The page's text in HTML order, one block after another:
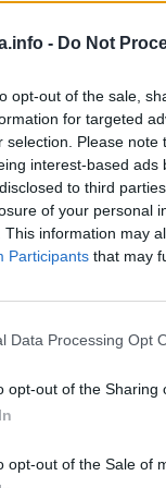
- Do Not
opt-out of the sale,
for targeted
selection. Please
interest-based
to third
of your personal
This information may
Participants that may
Data Processing Opt
opt-out of the Sharing
opt-out of the Sale of
rekao da je
puna otrova,
kostiju,